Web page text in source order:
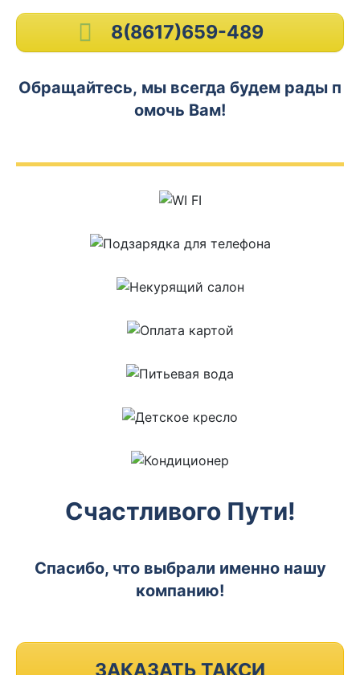
8(8617)659-489
Обращайтесь, мы всегда будем рады п
омочь Вам!
Счастливого Пути!
Спасибо, что выбрали именно нашу
компанию!
ЗАКАЗАТЬ ТАКСИ